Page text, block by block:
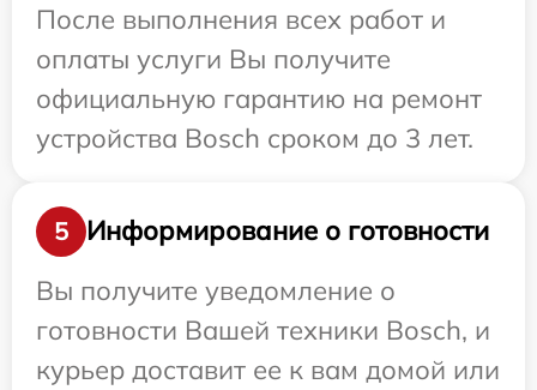
После выполнения всех работ и
оплаты услуги Вы получите
официальную гарантию на ремонт
устройства Bosch сроком до 3 лет.
5
Информирование о готовности
Вы получите уведомление о
готовности Вашей техники Bosch, и
курьер доставит ее к вам домой или